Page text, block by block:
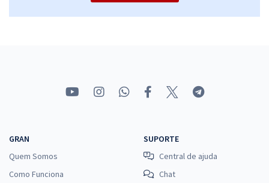
à vista
39,99
Economize R$ 119,96 (-20%)
GRAN
Quem Somos
Como Funciona
SUPORTE
Central de ajuda
Chat